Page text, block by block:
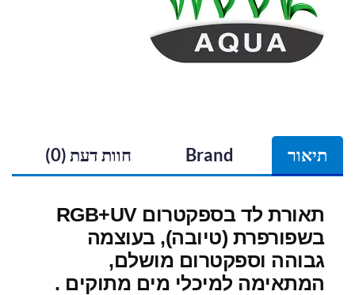
תיאור Brand חוות דעת (0)
תאורת לד בספקטרום RGB+UV
בשפורפרת (טיובה), בעוצמה
גבוהה וספקטרום מושלם,
המתאימה למיכלי מים מתוקים .